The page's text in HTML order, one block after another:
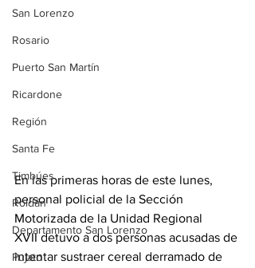
San Lorenzo
Rosario
Puerto San Martín
Ricardone
Región
Santa Fe
Timbúes
Roldán
Departamento San Lorenzo
Pujato
En las primeras horas de este lunes,
personal policial de la Sección
Motorizada de la Unidad Regional
XVII detuvo a dos personas acusadas de
intentar sustraer cereal derramado de